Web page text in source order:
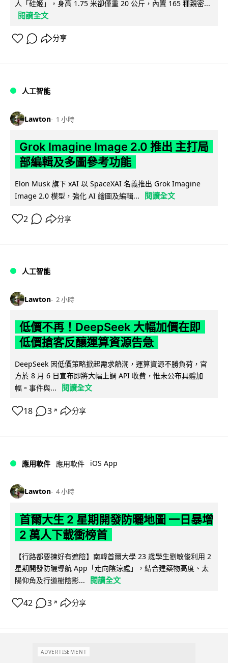
人「硅姬」，身高 1.75 米卻僅重 20 公斤，內置 165 種親密...
閱讀全文
分享
人工智能
Lawton 1 小時
Grok Imagine Image 2.0 推出 主打局
部編輯及多圖參考功能
Elon Musk 旗下 xAI 以 SpaceXAI 名義推出 Grok Imagine
Image 2.0 模型，強化 AI 繪圖及編輯...
閱讀全文
2 分享
人工智能
Lawton 2 小時
低價不再！DeepSeek 大幅加價在即
低價搶客反釀運算資源告急
DeepSeek 因低價策略掀起需求熱潮，運算資源不勝負荷，官
方於 8 月 6 日宣布即將大幅上調 API 收費，惟未公布具體加
幅。事件與...
閱讀全文
18 3 ↗ 分享
應用軟件 應用軟件 iOS App
Lawton 4 小時
首爾大生 2 星期開發防曬地圖 一日暴增
2 萬人下載衝榜首
【行路都要揀好有遮陰】南韓首爾大學 23 歲學生劉敏俊利用 2
星期開發防曬導航 App「走向陰涼處」，結合建築物高度、太
陽仰角及行道樹陰影...
閱讀全文
42 3 ↗ 分享
ADVERTISEMENT